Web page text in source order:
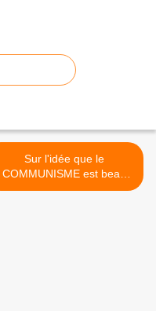
Sur l'idée que le
COMMUNISME est beau
sur le papier et effroyable